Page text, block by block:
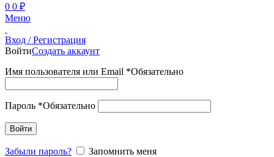
0 0 ₽
Меню
Вход / Регистрация
ВойтиСоздать аккаунт
Имя пользователя или Email *Обязательно
Пароль *Обязательно
Войти
Забыли пароль? Запомнить меня